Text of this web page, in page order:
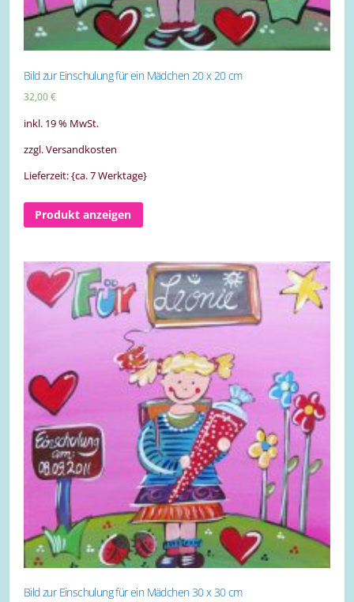
Bild zur Einschulung für ein Mädchen 20 x 20 cm
32,00€
inkl. 19 % MwSt.
zzgl. Versandkosten
Lieferzeit: {ca. 7 Werktage}
Produkt anzeigen
Bild zur Einschulung für ein Mädchen 30 x 30 cm